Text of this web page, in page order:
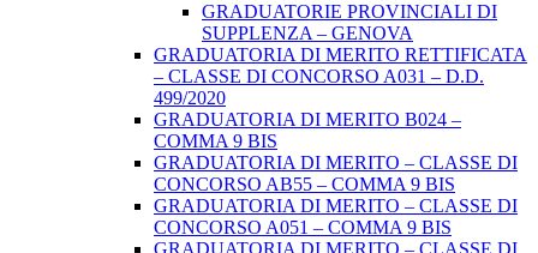
GRADUATORIE PROVINCIALI DI
SUPPLENZA – GENOVA
GRADUATORIA DI MERITO RETTIFICATA
– CLASSE DI CONCORSO A031 – D.D.
499/2020
GRADUATORIA DI MERITO B024 –
COMMA 9 BIS
GRADUATORIA DI MERITO – CLASSE DI
CONCORSO AB55 – COMMA 9 BIS
GRADUATORIA DI MERITO – CLASSE DI
CONCORSO A051 – COMMA 9 BIS